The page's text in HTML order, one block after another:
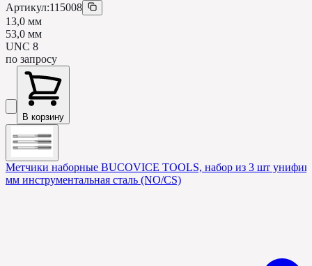
Артикул:115008
13,0 мм
53,0 мм
UNC 8
по запросу
В корзину
Метчики наборные BUCOVICE TOOLS, набор из 3 шт
мм инструментальная сталь (NO/CS)